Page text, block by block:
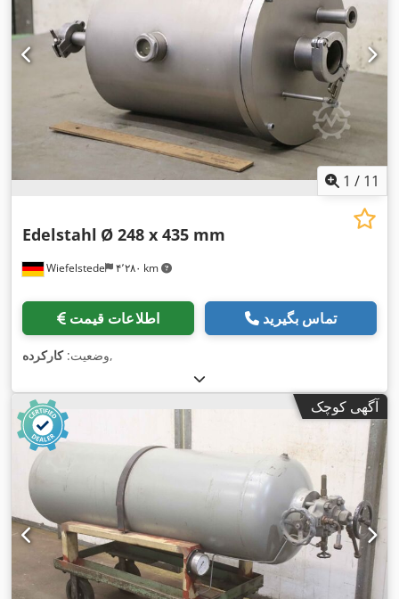
1 / 11
Wiefelstede ۴٬۲۸۰ km
Edelstahl Ø 248 x 435 mm
اطلاعات قیمت تماس بگیرید
وضعیت:کارکرده ,
آگهی کوچک